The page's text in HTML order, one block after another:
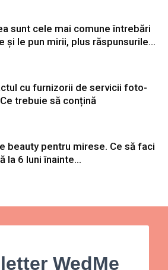
sunt cele mai comune întrebări
și le pun mirii, plus răspunsurile...
cu furnizorii de servicii foto-
trebuie să conțină
beauty pentru mirese. Ce să faci
la 6 luni înainte...
WedMe